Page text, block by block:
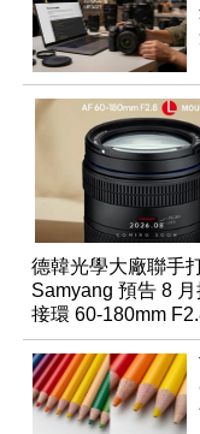
德韓光學大廠聯手
Samyang 預告 8 月
接環 60-180mm
變焦鏡